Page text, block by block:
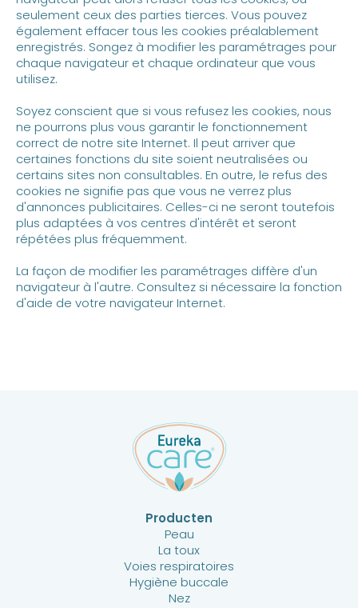
seulement ceux des parties tierces. Vous pouvez
également effacer tous les cookies préalablement
enregistrés. Songez à modifier les paramétrages pour
chaque navigateur et chaque ordinateur que vous
utilisez.
Soyez conscient que si vous refusez les cookies, nous
ne pourrons plus vous garantir le fonctionnement
correct de notre site Internet. Il peut arriver que
certaines fonctions du site soient neutralisées ou
certains sites non consultables. En outre, le refus des
cookies ne signifie pas que vous ne verrez plus
d'annonces publicitaires. Celles-ci ne seront toutefois
plus adaptées à vos centres d'intérêt et seront
répétées plus fréquemment.
La façon de modifier les paramétrages diffère d'un
navigateur à l'autre. Consultez si nécessaire la fonction
d'aide de votre navigateur Internet.
Producten
Peau
La toux
Voies respiratoires
Hygiène buccale
Nez